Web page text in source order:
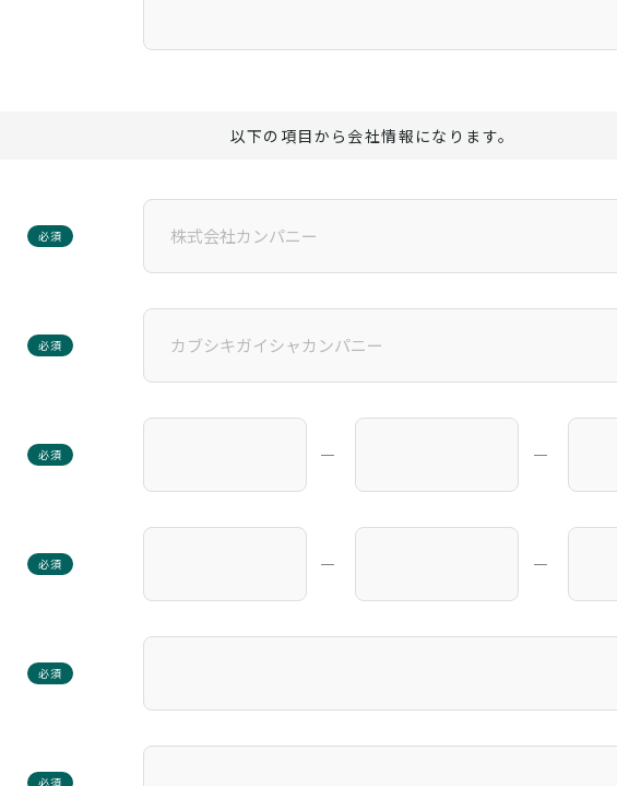
以下の項目から会社情報になります。
必須
必須
必須 ― ―
必須 ― ―
必須
必須